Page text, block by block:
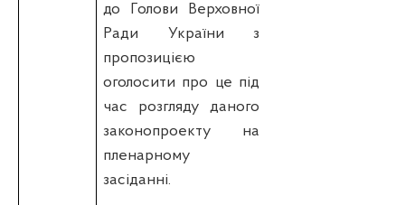
до Голови Верховної
Ради України з
пропозицією
оголосити про це під
час розгляду даного
законопроекту на
пленарному
засіданні.